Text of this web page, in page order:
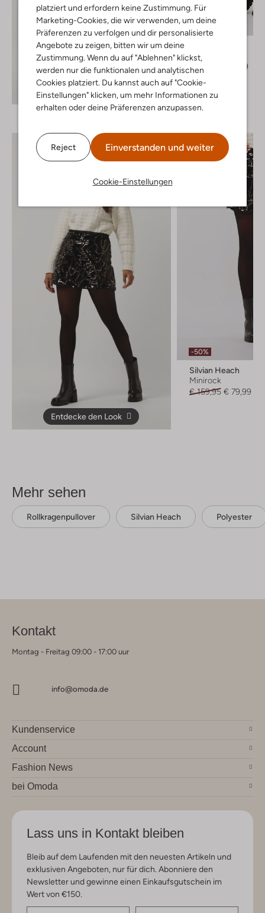
platziert und erfordern keine Zustimmung. Für
Marketing-Cookies, die wir verwenden, um deine
Präferenzen zu verfolgen und dir personalisierte
Angebote zu zeigen, bitten wir um deine
Zustimmung. Wenn du auf "Ablehnen" klickst,
werden nur die funktionalen und analytischen
Cookies platziert. Du kannst auch auf "Cookie-
Einstellungen" klicken, um mehr Informationen zu
erhalten oder deine Präferenzen anzupassen.
Reject Einverstanden und weiter
Cookie-Einstellungen
Entdecke den Look
Pantalon
€ 94,95
€ 37,99
+ mehr farben
Entdecke den Look
-50%
Silvian Heach
Minirock
€ 159,95 € 79,99
Mehr sehen
Rollkragenpullover Silvian Heach Polyester
Kontakt
Montag - Freitag 09:00 - 17:00 uur
info@omoda.de
Kundenservice
Account
Fashion News
bei Omoda
Lass uns in Kontakt bleiben
Bleib auf dem Laufenden mit den neuesten Artikeln und
exklusiven Angeboten, nur für dich. Abonniere den
Newsletter und gewinne einen Einkaufsgutschein im
Wert von €150.